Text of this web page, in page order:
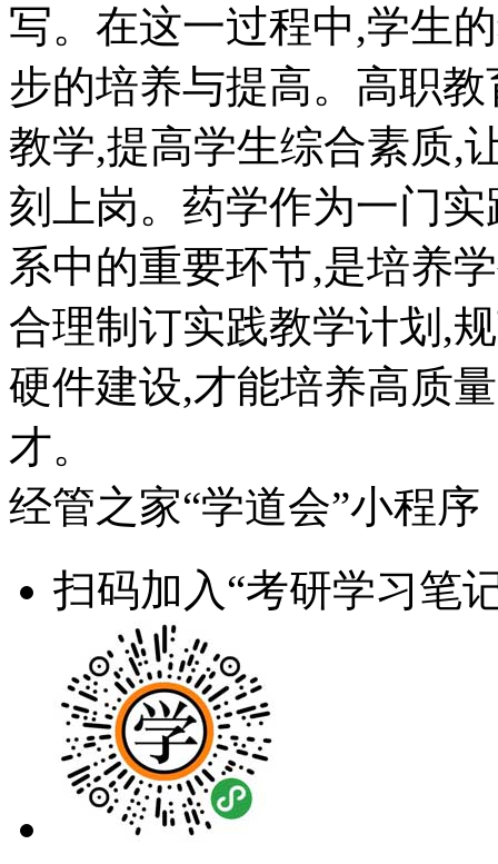
写。在这一过程中,学生
步的培养与提高。高职
教学,提高学生综合素质,
刻上岗。药学作为一门
系中的重要环节,是培养
合理制订实践教学计划,
硬件建设,才能培养高质
才。
经管之家“学道会”小程序
扫码加入“考研学习笔